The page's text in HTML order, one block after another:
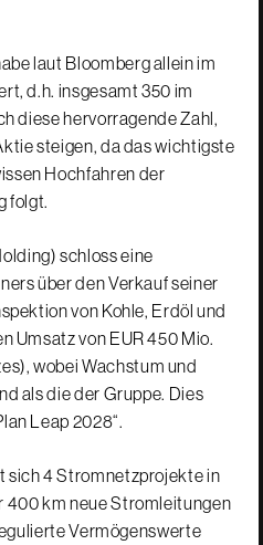
laut Bloomberg allein im
d.h. insgesamt 350 im
diese hervorragende Zahl,
steigen, da das wichtigste
Hochfahren der
folgt.
schloss eine
über den Verkauf seiner
von Kohle, Erdöl und
Umsatz von EUR 450 Mio.
wobei Wachstum und
als die der Gruppe. Dies
Leap 2028“.
sich 4 Stromnetzprojekte in
400 km neue Stromleitungen
Vermögenswerte